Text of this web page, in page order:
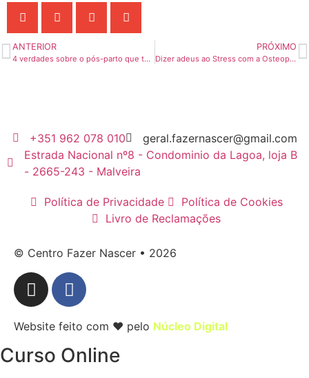
ANTERIOR
4 verdades sobre o pós-parto que todas as mulheres devem saber
PRÓXIMO
Dizer adeus ao Stress com a Osteopatia
+351 962 078 010
geral.fazernascer@gmail.com
Estrada Nacional nº8 - Condominio da Lagoa, loja B
- 2665-243 - Malveira
Política de Privacidade
Política de Cookies
Livro de Reclamações
© Centro Fazer Nascer • 2026
Website feito com ❤ pelo Núcleo Digital
Curso Online